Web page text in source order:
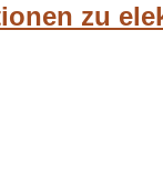
zu